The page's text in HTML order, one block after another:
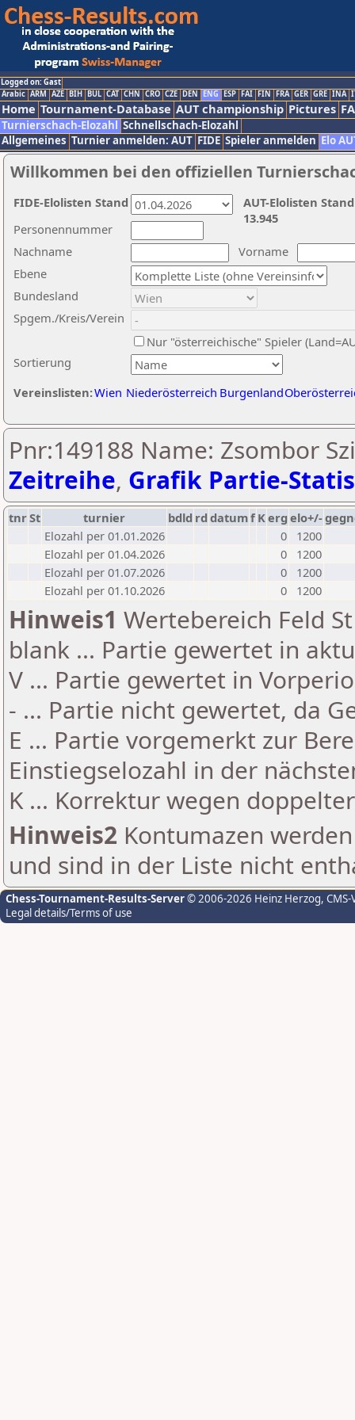
Logged on: Gast
Arabic ARM AZE BIH BUL CAT CHN CRO CZE DEN ENG ESP FAI FIN FRA GER GRE INA
Home Tournament-Database AUT championship Pictures
Turnierschach-Elozahl Schnellschach-Elozahl
Allgemeines Turnier anmelden: AUT FIDE Spieler anmelden Elo
Willkommen bei den offiziellen
Nachname
Vorname
Ebene
Sortierung
Personennummer
Bundesland
Spgem./Kreis/Verein
Nur "österreichische" Spieler
Vereinslisten:Wien Niederösterreich Burgenland
AUT-Elolisten
13.945
FIDE-Elolisten Stand
Pnr:149188 Name: Zsombor
Zeitreihe, Grafik Partie-
tnrSt turnier bdld rd datumf Kerg elo+/-
Elozahl per 01.01.2026
0
1200
Elozahl per 01.04.2026
0
1200
Elozahl per 01.07.2026
0
1200
Elozahl per 01.10.2026
0 1200
Hinweis1 Wertebereich Feld
blank ... Partie gewertet in
V ... Partie gewertet in
- ... Partie nicht gewertet, da
E ... Partie vorgemerkt zur
Einstiegselozahl in der
K ... Korrektur wegen
Hinweis2 Kontumazen
und sind in der Liste nicht
Chess-Tournament-Results-Server© 2006-2026 Heinz Herzog,
Legal details/Terms of use